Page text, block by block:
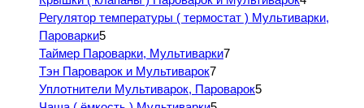
Регулятор температуры ( термостат ) Мультиварки,
Пароварки5
Таймер Пароварки, Мультиварки7
Тэн Пароварок и Мультиварок7
Уплотнители Мультиварок, Пароварок5